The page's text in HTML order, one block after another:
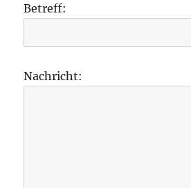
Betreff:
Nachricht: